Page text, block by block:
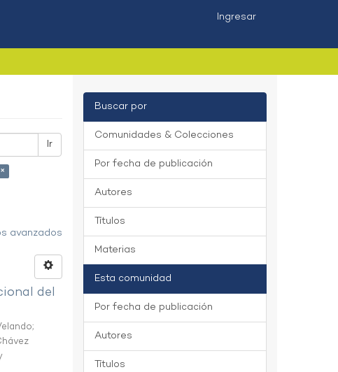
Ingresar
Ir
avanzados
del
;
Buscar por
Comunidades & Colecciones
Por fecha de publicación
Autores
Títulos
Materias
Esta comunidad
Por fecha de publicación
Autores
Títulos